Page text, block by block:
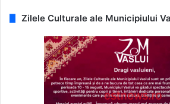
Zilele Culturale ale Municipiului